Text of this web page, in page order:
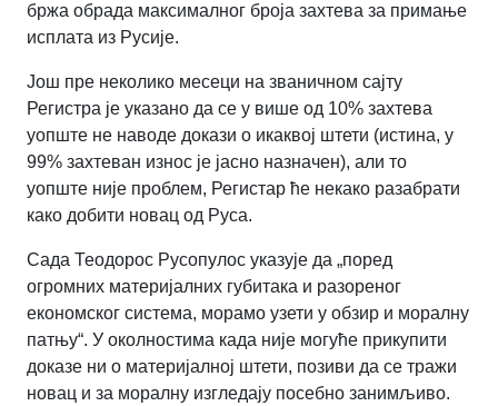
бржа обрада максималног броја захтева за примање
исплата из Русије.
Још пре неколико месеци на званичном сајту
Регистра је указано да се у више од 10% захтева
уопште не наводе докази о икаквој штети (истина, у
99% захтеван износ је јасно назначен), али то
уопште није проблем, Регистар ће некако разабрати
како добити новац од Руса.
Сада Теодорос Русопулос указује да „поред
огромних материјалних губитака и разореног
економског система, морамо узети у обзир и моралну
патњу“. У околностима када није могуће прикупити
доказе ни о материјалној штети, позиви да се тражи
новац и за моралну изгледају посебно занимљиво.